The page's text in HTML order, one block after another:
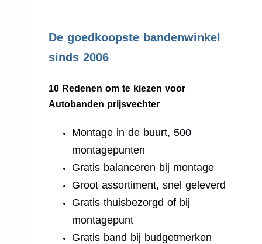
De goedkoopste bandenwinkel
sinds 2006
10 Redenen om te kiezen voor
Autobanden prijsvechter
Montage in de buurt, 500
montagepunten
Gratis balanceren bij montage
Groot assortiment, snel geleverd
Gratis thuisbezorgd of bij
montagepunt
Gratis band bij budgetmerken